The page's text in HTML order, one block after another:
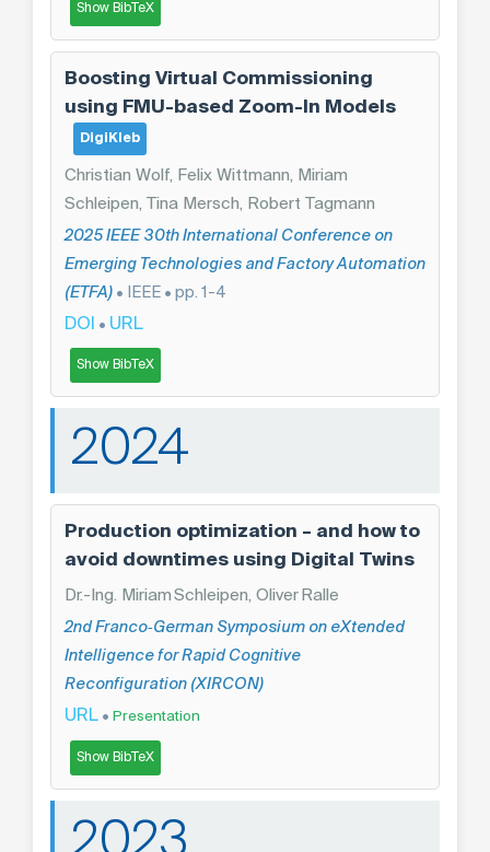
Show BibTeX
Boosting Virtual Commissioning
using FMU-based Zoom-In Models
DigiKleb
Christian Wolf, Felix Wittmann, Miriam
Schleipen, Tina Mersch, Robert Tagmann
2025 IEEE 30th International Conference on
Emerging Technologies and Factory Automation
(ETFA) • IEEE • pp. 1-4
DOI • URL
Show BibTeX
2024
Production optimization – and how to
avoid downtimes using Digital Twins
Dr.-Ing. Miriam Schleipen, Oliver Ralle
2nd Franco‑German Symposium on eXtended
Intelligence for Rapid Cognitive
Reconfiguration (XIRCON)
URL • Presentation
Show BibTeX